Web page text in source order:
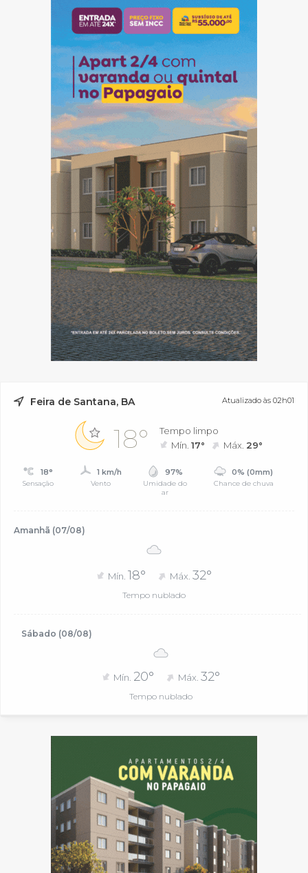
Feira de Santana, BA Atualizado às 02h01
18°
Tempo limpo
Mín.17° Máx. 29°
18°
Sensação
1 km/h
Vento
97%
Umidade do
ar
0% (0mm)
Chance de chuva
Amanhã (07/08)
Mín. 18° Máx. 32°
Tempo nublado
Sábado (08/08)
Mín. 20° Máx.32°
Tempo nublado